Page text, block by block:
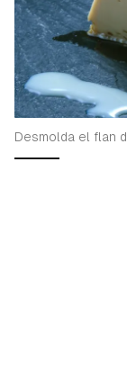
Desmolda el flan